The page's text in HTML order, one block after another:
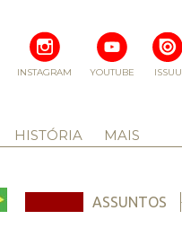
ISSUU
YOUTUBE
INSTAGRAM
HISTÓRIA MAIS
ASSUNTOS